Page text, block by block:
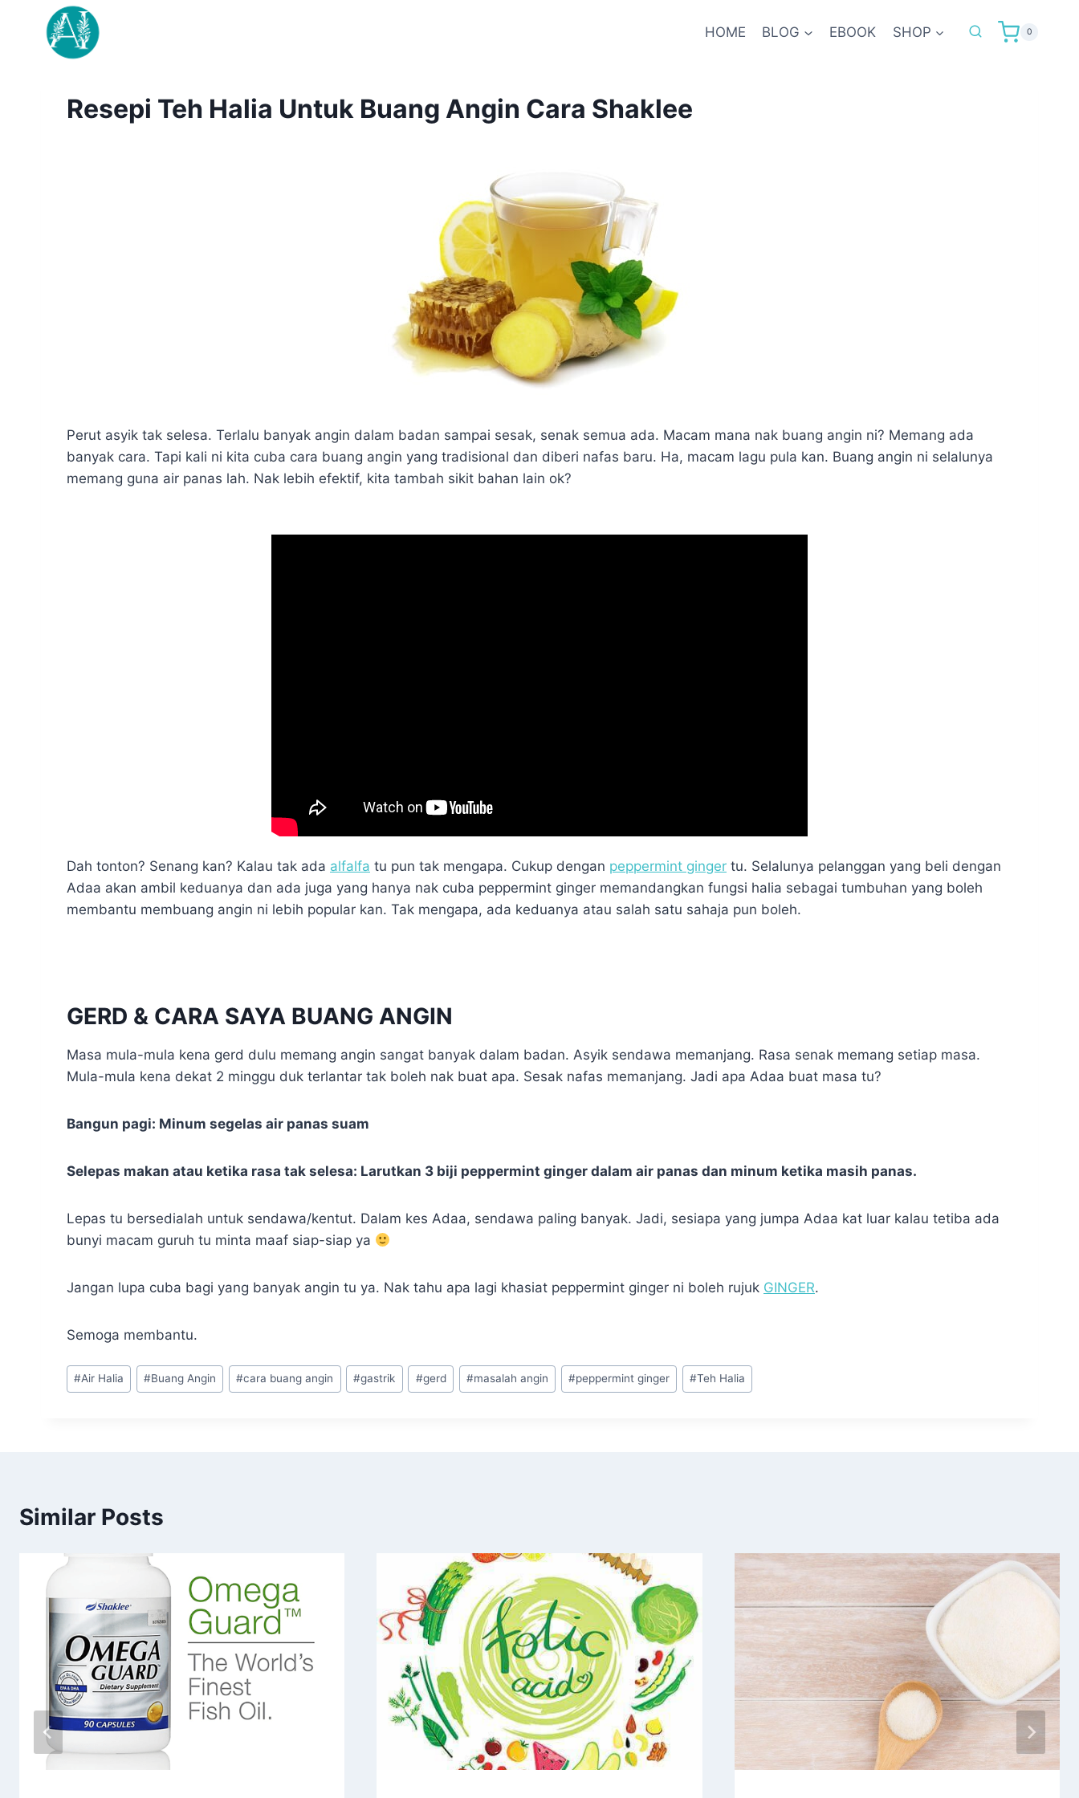
HOME BLOG EBOOK SHOP 0
Resepi Teh Halia Untuk Buang Angin Cara Shaklee
Perut asyik tak selesa. Terlalu banyak angin dalam badan sampai sesak, senak semua ada. Macam mana nak buang angin ni? Memang ada
banyak cara. Tapi kali ni kita cuba cara buang angin yang tradisional dan diberi nafas baru. Ha, macam lagu pula kan. Buang angin ni selalunya
memang guna air panas lah. Nak lebih efektif, kita tambah sikit bahan lain ok?
Dah tonton? Senang kan? Kalau tak ada alfalfa tu pun tak mengapa. Cukup dengan peppermint ginger tu. Selalunya pelanggan yang beli dengan
Adaa akan ambil keduanya dan ada juga yang hanya nak cuba peppermint ginger memandangkan fungsi halia sebagai tumbuhan yang boleh
membantu membuang angin ni lebih popular kan. Tak mengapa, ada keduanya atau salah satu sahaja pun boleh.
GERD & CARA SAYA BUANG ANGIN
Masa mula-mula kena gerd dulu memang angin sangat banyak dalam badan. Asyik sendawa memanjang. Rasa senak memang setiap masa.
Mula-mula kena dekat 2 minggu duk terlantar tak boleh nak buat apa. Sesak nafas memanjang. Jadi apa Adaa buat masa tu?
Bangun pagi: Minum segelas air panas suam
Selepas makan atau ketika rasa tak selesa: Larutkan 3 biji peppermint ginger dalam air panas dan minum ketika masih panas.
Lepas tu bersedialah untuk sendawa/kentut. Dalam kes Adaa, sendawa paling banyak. Jadi, sesiapa yang jumpa Adaa kat luar kalau tetiba ada
bunyi macam guruh tu minta maaf siap-siap ya
Jangan lupa cuba bagi yang banyak angin tu ya. Nak tahu apa lagi khasiat peppermint ginger ni boleh rujuk GINGER.
Semoga membantu.
Post
Tags:
#Air Halia #Buang Angin #cara buang angin #gastrik #gerd #masalah angin #peppermint ginger #Teh Halia
Similar Posts